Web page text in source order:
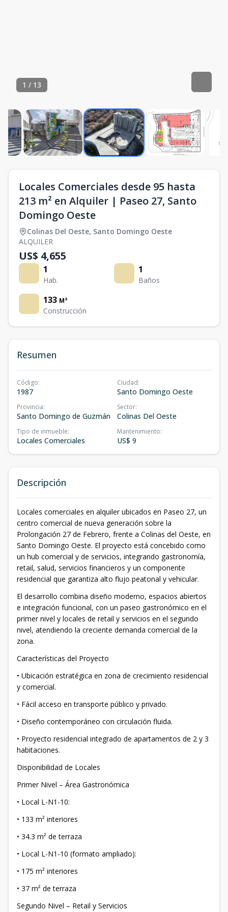
1 / 13
Locales Comerciales desde 95 hasta
213 m² en Alquiler | Paseo 27, Santo
Domingo Oeste
Colinas Del Oeste, Santo Domingo Oeste
ALQUILER
US$ 4,655
1
Hab.
1
Baños
133 M²
Construcción
Resumen
Código:
1987
Ciudad:
Santo Domingo Oeste
Provincia:
Santo Domingo de Guzmán
Sector:
Colinas Del Oeste
Tipo de inmueble:
Locales Comerciales
Mantenimiento:
US$ 9
Descripción
Locales comerciales en alquiler ubicados en Paseo 27, un
centro comercial de nueva generación sobre la
Prolongación 27 de Febrero, frente a Colinas del Oeste, en
Santo Domingo Oeste. El proyecto está concebido como
un hub comercial y de servicios, integrando gastronomía,
retail, salud, servicios financieros y un componente
residencial que garantiza alto flujo peatonal y vehicular.
El desarrollo combina diseño moderno, espacios abiertos
e integración funcional, con un paseo gastronómico en el
primer nivel y locales de retail y servicios en el segundo
nivel, atendiendo la creciente demanda comercial de la
zona.
Características del Proyecto
• Ubicación estratégica en zona de crecimiento residencial
y comercial.
• Fácil acceso en transporte público y privado.
• Diseño contemporáneo con circulación fluida.
• Proyecto residencial integrado de apartamentos de 2 y 3
habitaciones.
Disponibilidad de Locales
Primer Nivel – Área Gastronómica
• Local L-N1-10:
• 133 m² interiores
• 34.3 m² de terraza
• Local L-N1-10 (formato ampliado):
• 175 m² interiores
• 37 m² de terraza
Segundo Nivel – Retail y Servicios